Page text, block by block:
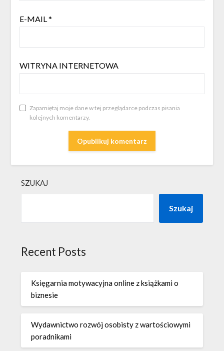
E-MAIL*
WITRYNA INTERNETOWA
Zapamiętaj moje dane w tej przeglądarce podczas pisania
kolejnych komentarzy.
SZUKAJ
Szukaj
Recent Posts
Księgarnia motywacyjna online z książkami o
biznesie
Wydawnictwo rozwój osobisty z wartościowymi
poradnikami